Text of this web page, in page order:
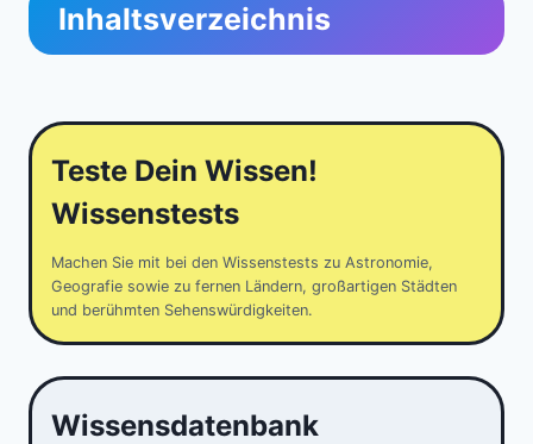
Inhaltsverzeichnis
Teste Dein Wissen!
Wissenstests
Machen Sie mit bei den Wissenstests zu Astronomie,
Geografie sowie zu fernen Ländern, großartigen Städten
und berühmten Sehenswürdigkeiten.
Wissensdatenbank